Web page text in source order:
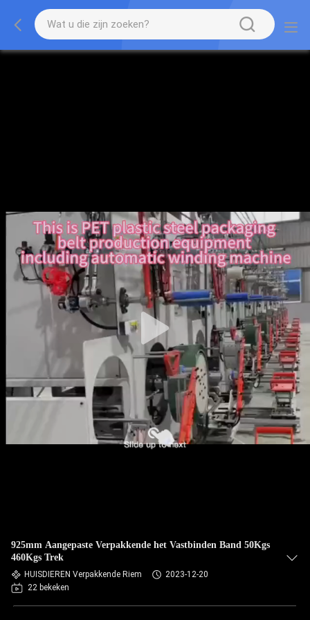
925mm Aangepaste Verpakkende het Vastbinden Band 50Kgs
460Kgs Trek
HUISDIEREN Verpakkende Riem
2023-12-20
22 bekeken